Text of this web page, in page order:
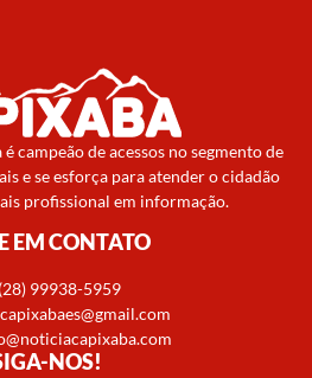
campeão de acessos no segmento de
e se esforça para atender o cidadão
profissional em informação.
EM CONTATO
(28) 99938-5959
NOS!